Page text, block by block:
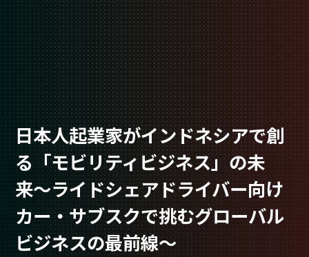
日本人起業家がインドネシアで創
る「モビリティビジネス」の未
来〜ライドシェアドライバー向け
カー・サブスクで挑むグローバル
ビジネスの最前線〜